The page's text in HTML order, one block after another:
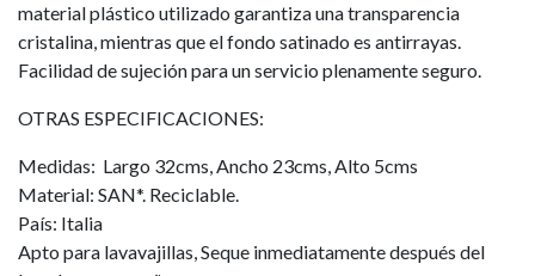
material plástico utilizado garantiza una transparencia
cristalina, mientras que el fondo satinado es antirrayas.
Facilidad de sujeción para un servicio plenamente seguro.
OTRAS ESPECIFICACIONES:
Medidas: Largo 32cms, Ancho 23cms, Alto 5cms
Material: SAN*. Reciclable.
País: Italia
Apto para lavavajillas, Seque inmediatamente después del